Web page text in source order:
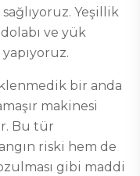
sağlıyoruz. Yeşillik
ve yük
bir anda
makinesi
Bu tür
riski hem de
gibi maddi